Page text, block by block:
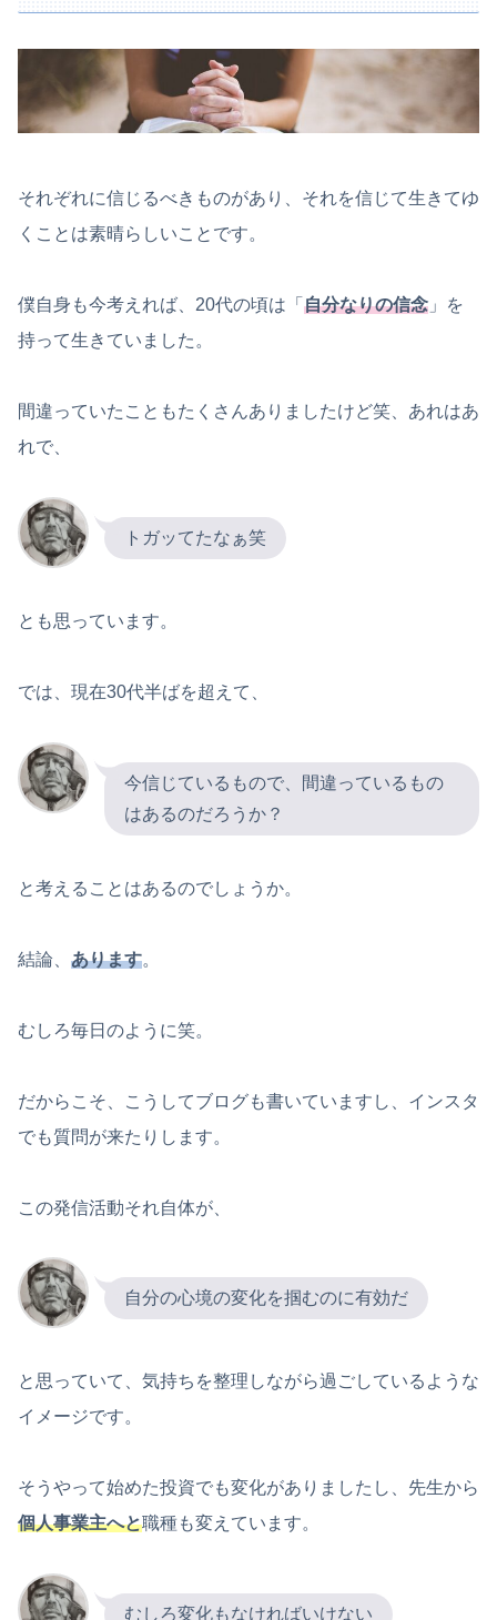
それぞれに信じるべきものがあり、それを信じて生きてゆ
くことは素晴らしいことです。
僕自身も今考えれば、20代の頃は「 自分なりの信念 」を
持って生きていました。
間違っていたこともたくさんありましたけど笑、あれはあ
れで、
トガッてたなぁ笑
とも思っています。
では、現在30代半ばを超えて、
今信じているもので、間違っているもの
はあるのだろうか？
と考えることはあるのでしょうか。
結論、 あります。
むしろ毎日のように笑。
だからこそ、こうしてブログも書いていますし、インスタ
でも質問が来たりします。
この発信活動それ自体が、
自分の心境の変化を掴むのに有効だ
と思っていて、気持ちを整理しながら過ごしているような
イメージです。
そうやって始めた投資でも変化がありましたし、先生から
個人事業主へと職種も変えています。
むしろ変化もなければいけない